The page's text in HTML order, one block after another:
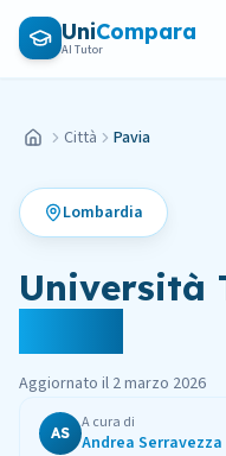
Vai al contenuto principale
UniCompara
AI Tutor
Home Città Pavia
Lombardia
Università
Aggiornato il 2 marzo 2026
AS
A cura di
Andrea Serravezza